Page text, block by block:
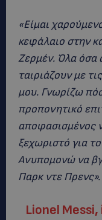
«Είμαι
κεφάλαιο στην
Ζερμέν. Όλα όσα
ταιριάζουν με
μου. Γνωρίζω
προπονητικό
αποφασισμένος
ξεχωριστό για
Ανυπομονώ να
Παρκ ντε Πρενς».
Lionel